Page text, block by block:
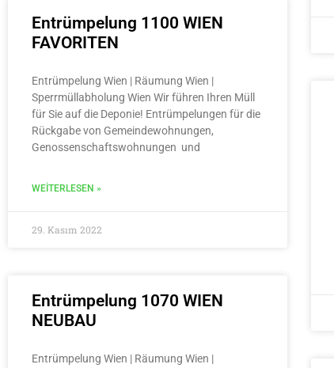
Entrümpelung 1100 WIEN
FAVORITEN
Entrümpelung Wien | Räumung Wien |
Sperrmüllabholung Wien Wir führen Ihren Müll
für Sie auf die Deponie! Entrümpelungen für die
Rückgabe von Gemeindewohnungen,
Genossenschaftswohnungen und
WEITERLESEN »
29. Kasım 2022
Entrümpelung 1070 WIEN
NEUBAU
Entrümpelung Wien | Räumung Wien |